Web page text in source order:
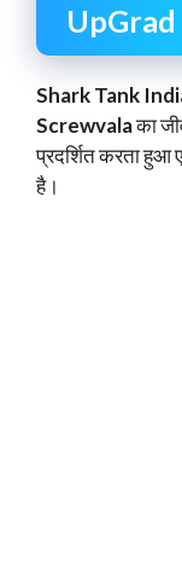
Shark Tank
Screwvalaका
प्रदर्शित करता हुआ
है।